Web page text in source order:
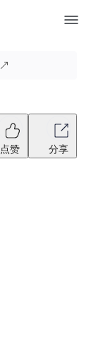
点赞 分享